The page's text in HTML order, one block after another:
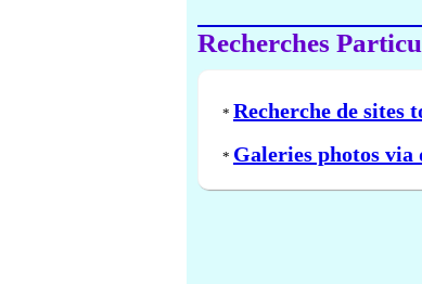
Recherches
* Recherche de sites
* Galeries photos via